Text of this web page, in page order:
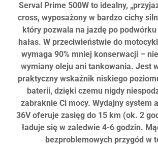
Serval Prime 500W to idealny,
cross, wyposażony w bardzo cichy
który pozwala na jazdę po
hałas. W przeciwieństwie do
wymaga 90% mniej konserwacji –
wymiany oleju ani tankowania. Jest
praktyczny wskaźnik niskiego
baterii, dzięki czemu nigdy
zabraknie Ci mocy. Wydajny system
36V oferuje zasięg do 15 km (ok. 2
ładuje się w zaledwie 4-6 godzin.
bezproblemowych przygód w